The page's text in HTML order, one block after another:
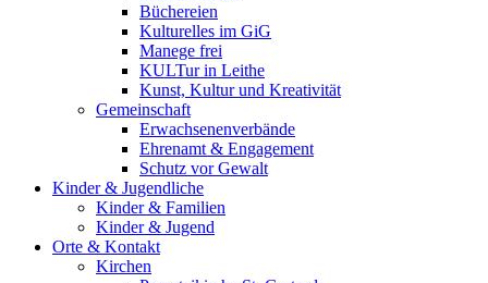
Büchereien
Kulturelles im GiG
Manege frei
KULTur in Leithe
Kunst, Kultur und Kreativität
Gemeinschaft
Erwachsenenverbände
Ehrenamt & Engagement
Schutz vor Gewalt
Kinder & Jugendliche
Kinder & Familien
Kinder & Jugend
Orte & Kontakt
Kirchen